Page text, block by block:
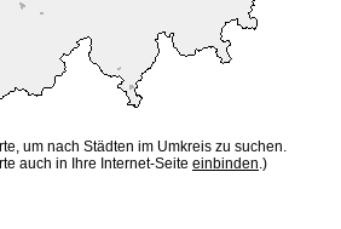
um nach Städten im Umkreis zu suchen.
auch in Ihre Internet-Seite einbinden.)